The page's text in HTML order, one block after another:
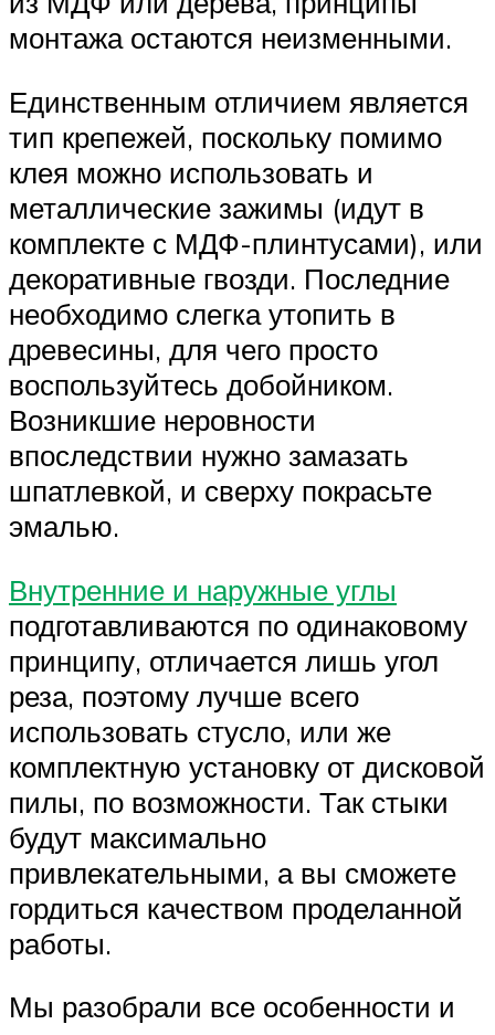
монтажа остаются неизменными.
Единственным отличием является
тип крепежей, поскольку помимо
клея можно использовать и
металлические зажимы (идут в
комплекте с МДФ-плинтусами), или
декоративные гвозди. Последние
необходимо слегка утопить в
древесины, для чего просто
воспользуйтесь добойником.
Возникшие неровности
впоследствии нужно замазать
шпатлевкой, и сверху покрасьте
эмалью.
Внутренние и наружные углы
подготавливаются по одинаковому
принципу, отличается лишь угол
реза, поэтому лучше всего
использовать стусло, или же
комплектную установку от дисковой
пилы, по возможности. Так стыки
будут максимально
привлекательными, а вы сможете
гордиться качеством проделанной
работы.
Мы разобрали все особенности и